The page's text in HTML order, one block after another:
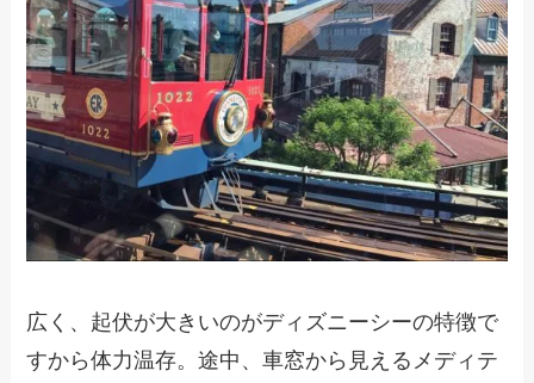
広く、起伏が大きいのがディズニーシーの特徴で
すから体力温存。途中、車窓から見えるメディテ